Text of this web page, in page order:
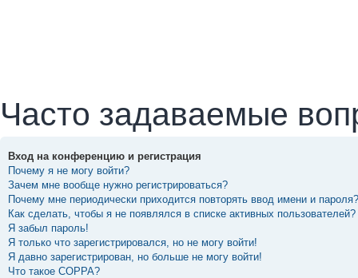
Часто задаваемые
Вход на конференцию и регистрация
Почему я не могу войти?
Зачем мне вообще нужно регистрироваться?
Почему мне периодически приходится повторять ввод имени и пароля?
Как сделать, чтобы я не появлялся в списке активных пользователей?
Я забыл пароль!
Я только что зарегистрировался, но не могу войти!
Я давно зарегистрирован, но больше не могу войти!
Что такое COPPA?